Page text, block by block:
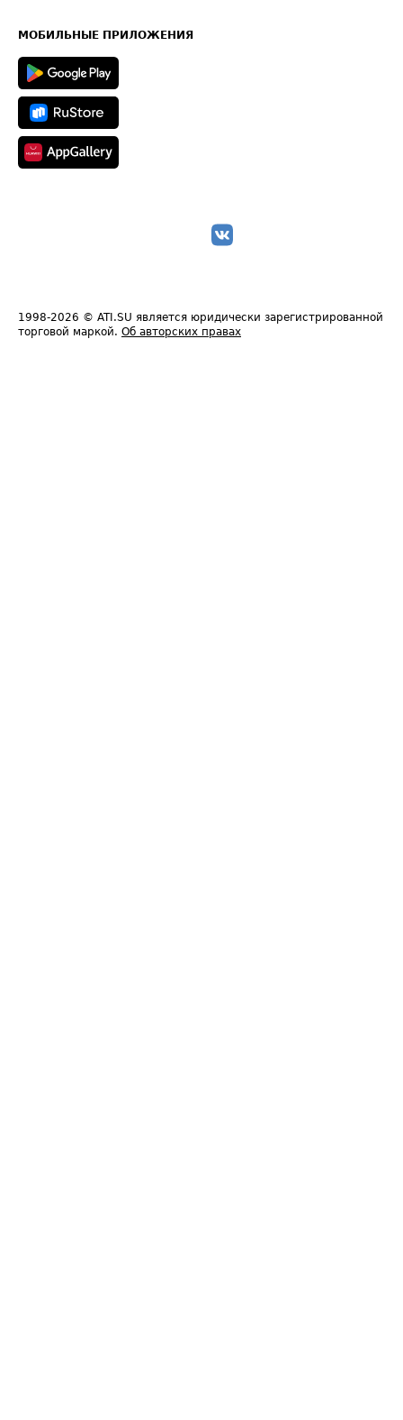
Техническая информация
МОБИЛЬНЫЕ ПРИЛОЖЕНИЯ
1998-2026 © ATI.SU является юридически зарегистрированной
торговой маркой. Об авторских правах